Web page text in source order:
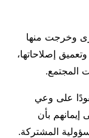
وخرجت منها
إصلاحاتها،
المجتمع.
على وعي
بأن
المشتركة.